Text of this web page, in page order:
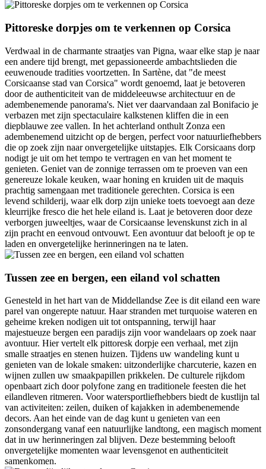
Pittoreske dorpjes om te verkennen op Corsica
Verdwaal in de charmante straatjes van Pigna, waar elke stap je naar
een andere tijd brengt, met gepassioneerde ambachtslieden die
eeuwenoude tradities voortzetten. In Sartène, dat "de meest
Corsicaanse stad van Corsica" wordt genoemd, laat je betoveren
door de authenticiteit van de middeleeuwse architectuur en de
adembenemende panorama's. Niet ver daarvandaan zal Bonifacio je
verbazen met zijn spectaculaire kalkstenen kliffen die in een
diepblauwe zee vallen. In het achterland onthult Zonza een
adembenemend uitzicht op de bergen, perfect voor natuurliefhebbers
die op zoek zijn naar onvergetelijke uitstapjes. Elk Corsicaans dorp
nodigt je uit om het tempo te vertragen en van het moment te
genieten. Geniet van de zonnige terrassen om te proeven van een
genereuze lokale keuken, waar honing en kruiden uit de maquis
prachtig samengaan met traditionele gerechten. Corsica is een
levend schilderij, waar elk dorp zijn unieke toets toevoegt aan deze
kleurrijke fresco die het hele eiland is. Laat je betoveren door deze
verborgen juweeltjes, waar de Corsicaanse levenskunst zich in al
zijn pracht en eenvoud ontvouwt. Een avontuur dat belooft je op te
laden en onvergetelijke herinneringen na te laten.
Tussen zee en bergen, een eiland vol schatten
Genesteld in het hart van de Middellandse Zee is dit eiland een ware
parel van ongerepte natuur. Haar stranden met turquoise wateren en
geheime kreken nodigen uit tot ontspanning, terwijl haar
majestueuze bergen een paradijs zijn voor wandelaars op zoek naar
avontuur. Hier vertelt elk pittoresk dorpje een verhaal, met zijn
smalle straatjes en stenen huizen. Tijdens uw wandeling kunt u
genieten van de lokale smaken: uitzonderlijke charcuterie, kazen en
wijnen zullen uw smaakpapillen prikkelen. De culturele rijkdom
openbaart zich door polyfone zang en traditionele feesten die het
eilandleven ritmeren. Voor watersportliefhebbers biedt de kustlijn tal
van activiteiten: zeilen, duiken of kajakken in adembenemende
decors. Aan het einde van de dag kunt u genieten van een
zonsondergang vanaf een natuurlijke landtong, een magisch moment
dat in uw herinneringen zal blijven. Deze bestemming belooft
onvergetelijke momenten waar levensgenot en authenticiteit
samenkomen.